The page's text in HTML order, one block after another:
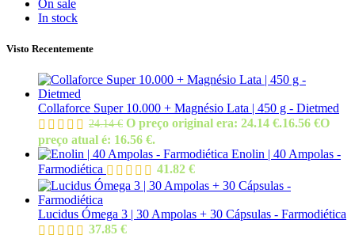
On sale
In stock
Visto Recentemente
Collaforce Super 10.000 + Magnésio Lata | 450 g - Dietmed
24.14€ O preço original era: 24.14 €.16.56 €O
preço atual é: 16.56 €.
Enolin | 40 Ampolas -
Farmodiética
41.82 €
Lucidus Ómega 3 | 30 Ampolas + 30 Cápsulas - Farmodiética
37.85 €